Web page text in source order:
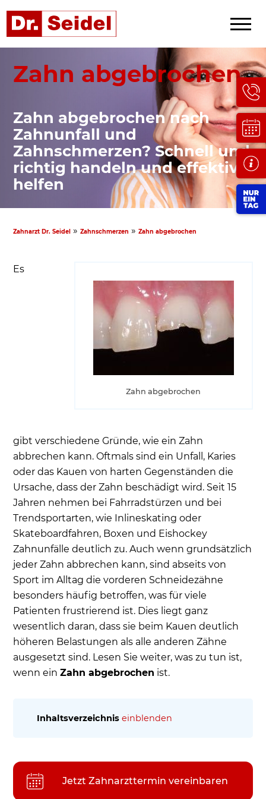
Zahnarzt Dr. Seidel »Zahnschmerzen »Zahn abgebrochen
Zahn abgebrochen
Zahn abgebrochen nach
Zahnunfall und
Zahnschmerzen? Schnell und
richtig handeln und effektiv
helfen
Zahn abgebrochen
Es
gibt verschiedene Gründe, wie ein Zahn
abbrechen kann. Oftmals sind ein Unfall, Karies
oder das Kauen von harten Gegenständen die
Ursache, dass der Zahn beschädigt wird. Seit 15
Jahren nehmen bei Fahrradstürzen und bei
Trendsportarten, wie Inlineskating oder
Skateboardfahren, Boxen und Eishockey
Zahnunfälle deutlich zu. Auch wenn grundsätzlich
jeder Zahn abbrechen kann, sind abseits von
Sport im Alltag die vorderen Schneidezähne
besonders häufig betroffen, was für viele
Patienten frustrierend ist. Dies liegt ganz
wesentlich daran, dass sie beim Kauen deutlich
höheren Belastungen als alle anderen Zähne
ausgesetzt sind. Lesen Sie weiter, was zu tun ist,
wenn einZahn abgebrochen ist.
Inhaltsverzeichnis einblenden
Was tun, wenn ein oberer oder unterer
Jetzt Zahnarzttermin vereinbaren